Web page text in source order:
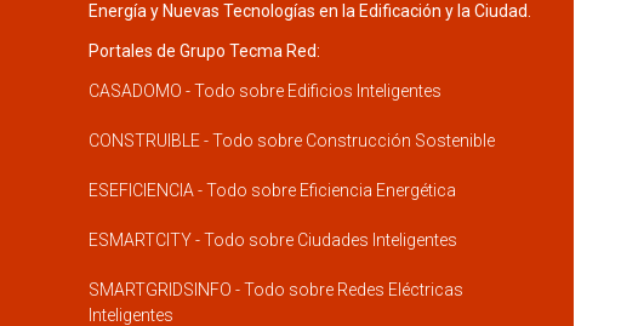
Energía y Nuevas Tecnologías en la Edificación y la Ciudad.
Portales de Grupo Tecma Red:
CASADOMO - Todo sobre Edificios Inteligentes
CONSTRUIBLE - Todo sobre Construcción Sostenible
ESEFICIENCIA - Todo sobre Eficiencia Energética
ESMARTCITY - Todo sobre Ciudades Inteligentes
SMARTGRIDSINFO - Todo sobre Redes Eléctricas
Inteligentes